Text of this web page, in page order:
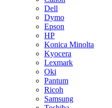
Dell
Dymo
Epson
HP
Konica Minolta
Kyocera
Lexmark
Oki
Pantum
Ricoh
Samsung